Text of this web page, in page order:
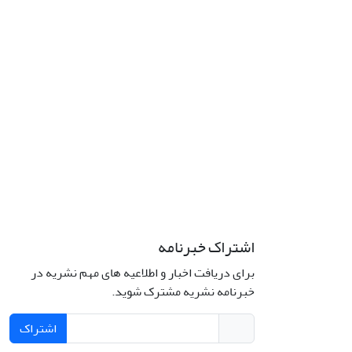
اشتراک خبرنامه
برای دریافت اخبار و اطلاعیه های مهم نشریه در
خبرنامه نشریه مشترک شوید.
اشتراک